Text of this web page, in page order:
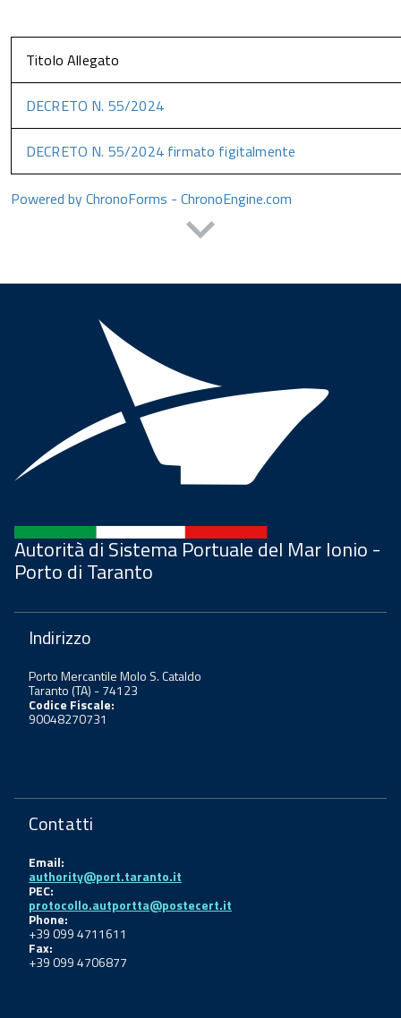
Titolo Allegato
DECRETO N. 55/2024
DECRETO N. 55/2024 firmato figitalmente
Powered by ChronoForms - ChronoEngine.com
Autorità di Sistema Portuale del Mar Ionio -
Porto di Taranto
Indirizzo
Porto Mercantile Molo S. Cataldo
Taranto (TA) - 74123
Codice Fiscale:
90048270731
Contatti
Email:
authority@port.taranto.it
PEC:
protocollo.autportta@postecert.it
Phone:
+39 099 4711611
Fax:
+39 099 4706877